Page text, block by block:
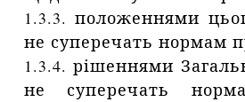
1.3.3. положеннями
не суперечать нормам
1.3.4. рішеннями
не суперечать